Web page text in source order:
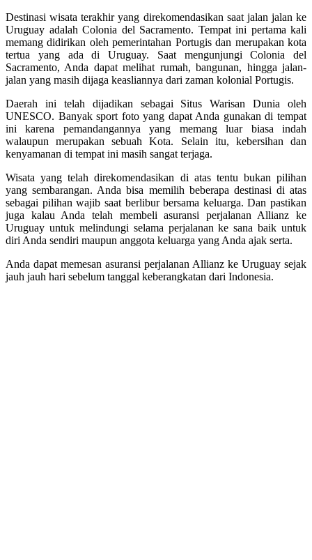
Destinasi wisata terakhir yang direkomendasikan saat jalan jalan ke
Uruguay adalah Colonia del Sacramento. Tempat ini pertama kali
memang didirikan oleh pemerintahan Portugis dan merupakan kota
tertua yang ada di Uruguay. Saat mengunjungi Colonia del
Sacramento, Anda dapat melihat rumah, bangunan, hingga jalan-
jalan yang masih dijaga keasliannya dari zaman kolonial Portugis.
Daerah ini telah dijadikan sebagai Situs Warisan Dunia oleh
UNESCO. Banyak sport foto yang dapat Anda gunakan di tempat
ini karena pemandangannya yang memang luar biasa indah
walaupun merupakan sebuah Kota. Selain itu, kebersihan dan
kenyamanan di tempat ini masih sangat terjaga.
Wisata yang telah direkomendasikan di atas tentu bukan pilihan
yang sembarangan. Anda bisa memilih beberapa destinasi di atas
sebagai pilihan wajib saat berlibur bersama keluarga. Dan pastikan
juga kalau Anda telah membeli asuransi perjalanan Allianz ke
Uruguay untuk melindungi selama perjalanan ke sana baik untuk
diri Anda sendiri maupun anggota keluarga yang Anda ajak serta.
Anda dapat memesan asuransi perjalanan Allianz ke Uruguay sejak
jauh jauh hari sebelum tanggal keberangkatan dari Indonesia.